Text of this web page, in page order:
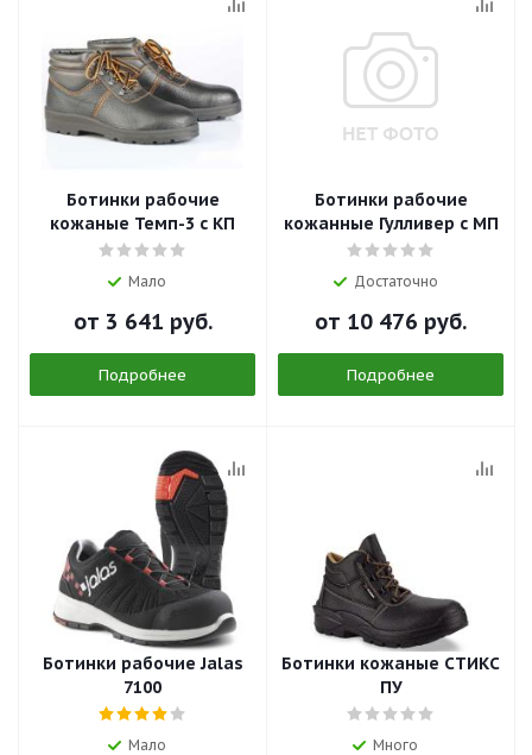
Ботинки рабочие
кожаные Темп-3 с КП
Мало
от 3 641 руб.
Подробнее
Ботинки рабочие
кожанные Гулливер с МП
Достаточно
от 10 476 руб.
Подробнее
Ботинки рабочие Jalas
7100
Мало
Ботинки кожаные СТИКС
ПУ
Много